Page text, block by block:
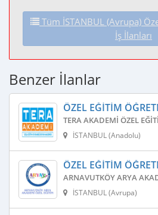
Tüm İSTANBUL (Avrupa)
İş İlanları
Benzer İlanlar
ÖZEL EĞITIM
TERA AKADEMI ÖZEL
İSTANBUL (Anadolu)
ÖZEL EĞITIM
ARNAVUTKÖY ARYA
İSTANBUL (Avrupa)